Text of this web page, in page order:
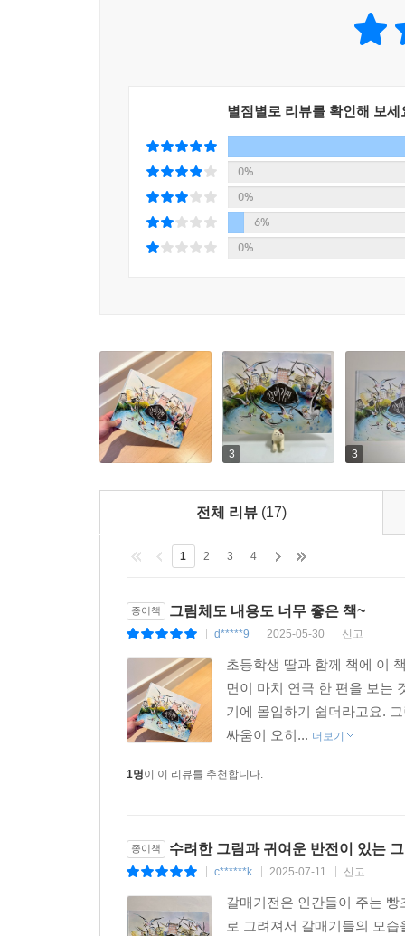
사람들도 제각기 한마디씩 하면서 싸움을 말리려
그런데 이 모든 상황이 연극이라면? 갈매기들
할까요?
우리는 보통 동물보다 인간이 배려도 하고 양보
싸움 많은 세상을 살아가는 우리들. ‘여러 전쟁과
이 책의 갈매기들을 통해 지겨운 ‘싸움’ 대신 카타
파가니니의 현란한 바이올린 선율처럼 화려하고
2014년, 볼로냐도서전 ‘올해의 일러스트레이터’
그림책 작업을 활발하게 펼치는 작가입니다.
갈매기들의 화려한 무대를 화사하고 풍부한 색감
생생하게 느껴집니다. 호수와 하늘을 주로 배경
이야기의 균형을 색으로 구현한 점도 매력적입니다.
이소영 작가는 프랑스의 한 공원에서 갈매기
떠올랐고 작업 내내 그의 연주곡 〈카프리스
갈매기들의 ‘무대’에 푹 빠져들 수 있도록 〈카
소동이지만 긴 여운이 남고, 날카롭지만 유쾌한
온 세상이 싸움판입니다. 왜 다들 화가 나 있고
녀석들입니다. 호수 위에서 갈매기 떼가 빵
너덜너덜해졌는데, 그러거나 말거나 갈매기들은
별점별로 리뷰를 확인해 보세
0%
0%
6%
0%
3 3
전체 리뷰 (17)
1 2 3 4
종이책 그림체도 내용도 너무 좋은 책~
d*****9 2025-05-30 신고
초등학생 딸과 함께 책에 이
면이 마치 연극 한 편을 보는
기에 몰입하기 쉽더라고요.
싸움이 오히... 더보기
1명이 이 리뷰를 추천합니다.
종이책 수려한 그림과 귀여운 반전이 있는
c******k 2025-07-11 신고
갈매기전은 인간들이 주는
로 그려져서 갈매기들의 모